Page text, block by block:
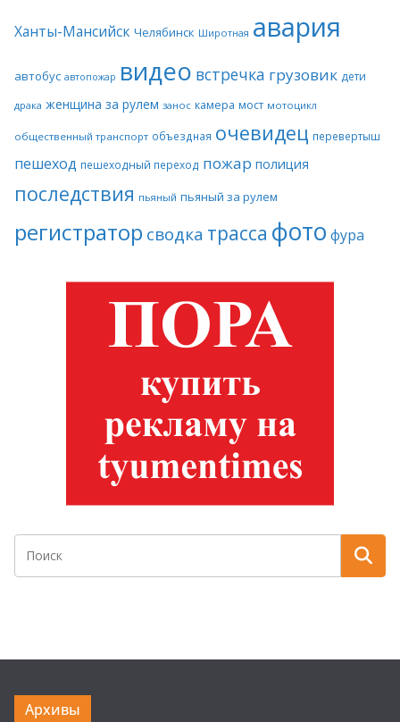
Ханты-Мансийск Челябинск Широтная авария
автобус автопожар видео встречка грузовик дети
драка женщина за рулем занос камера мост мотоцикл
общественный транспорт объездная очевидец перевертыш
пешеход пешеходный переход пожар полиция
последствия пьяный пьяный за рулем
регистратор сводка трасса фото фура
Архивы